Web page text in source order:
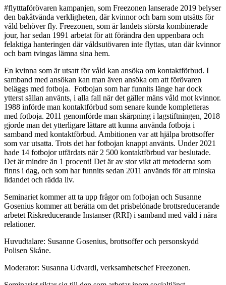
#flytttaförövaren kampanjen, som Freezonen lanserade 2019 belyser
den bakåtvända verkligheten, där kvinnor och barn som utsätts för
våld behöver fly. Freezonen, som är landets största kombinerade
jour, har sedan 1991 arbetat för att förändra den uppenbara och
felaktiga hanteringen där våldsutövaren inte flyttas, utan där kvinnor
och barn tvingas lämna sina hem.
En kvinna som är utsatt för våld kan ansöka om kontaktförbud. I
samband med ansökan kan man även ansöka om att förövaren
beläggs med fotboja. Fotbojan som har funnits länge har dock
ytterst sällan använts, i alla fall när det gäller mäns våld mot kvinnor.
1988 införde man kontaktförbud som senare kunde kompletteras
med fotboja. 2011 genomförde man skärpning i lagstiftningen, 2018
gjorde man det ytterligare lättare att kunna använda fotboja i
samband med kontaktförbud. Ambitionen var att hjälpa brottsoffer
som var utsatta. Trots det har fotbojan knappt använts. Under 2021
hade 14 fotbojor utfärdats när 2 500 kontaktförbud var beslutade.
Det är mindre än 1 procent! Det är av stor vikt att metoderna som
finns i dag, och som har funnits sedan 2011 används för att minska
lidandet och rädda liv.
Seminariet kommer att ta upp frågor om fotbojan och Susanne
Gosenius kommer att berätta om det prisbelönade brottsreducerande
arbetet Riskreducerande Instanser (RRI) i samband med våld i nära
relationer.
Huvudtalare: Susanne Gosenius, brottsoffer och personskydd
Polisen Skåne.
Moderator: Susanna Udvardi, verksamhetschef Freezonen.